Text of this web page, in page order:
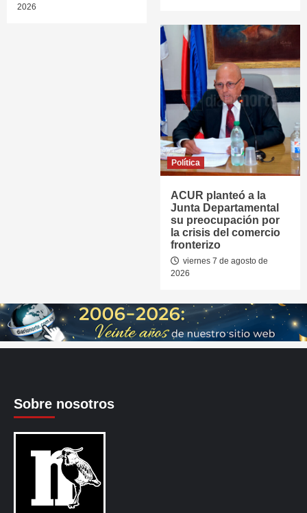
2026
Política
ACUR planteó a la
Junta Departamental
su preocupación por
la crisis del comercio
fronterizo
viernes 7 de agosto de
2026
Sobre nosotros